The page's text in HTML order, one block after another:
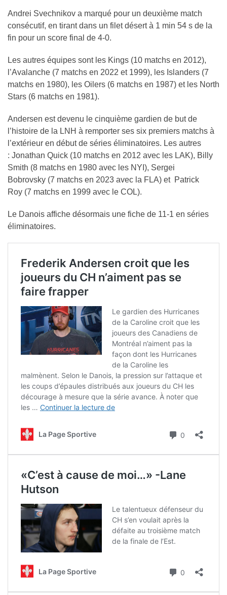
Andrei Svechnikov a marqué pour un deuxième match
consécutif, en tirant dans un filet désert à 1 min 54 s de la
fin pour un score final de 4-0.
Les autres équipes sont les Kings (10 matchs en 2012),
l’Avalanche (7 matchs en 2022 et 1999), les Islanders (7
matchs en 1980), les Oilers (6 matchs en 1987) et les North
Stars (6 matchs en 1981).
Andersen est devenu le cinquième gardien de but de
l’histoire de la LNH à remporter ses six premiers matchs à
l’extérieur en début de séries éliminatoires. Les autres
: Jonathan Quick (10 matchs en 2012 avec les LAK), Billy
Smith (8 matchs en 1980 avec les NYI), Sergei
Bobrovsky (7 matchs en 2023 avec la FLA) et Patrick
Roy (7 matchs en 1999 avec le COL).
Le Danois affiche désormais une fiche de 11-1 en séries
éliminatoires.